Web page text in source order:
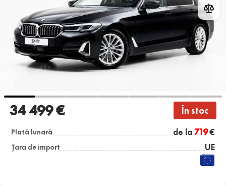
34 499 € În stoc
Plată lunară de la 719€
Țara de import UE